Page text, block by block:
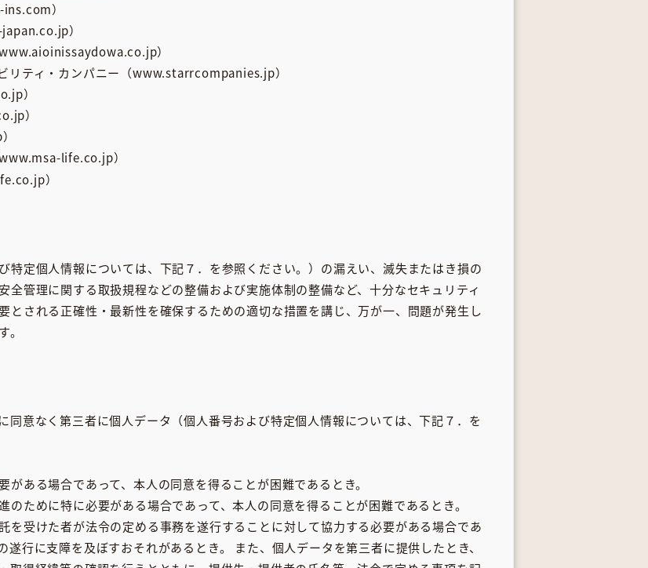
）
）
）
リティ・カンパニー（www.starrcompanies.jp）
）
）
life.co.jp）
）
特定個人情報については、下記７．を参照ください。）の漏えい、滅失またはき損の
全管理に関する取扱規程などの整備および実施体制の整備など、十分なセキュリティ
とされる正確性・最新性を確保するための適切な措置を講じ、万が一、問題が発生し
同意なく第三者に個人データ（個人番号および特定個人情報については、下記７．を
ある場合であって、本人の同意を得ることが困難であるとき。
ために特に必要がある場合であって、本人の同意を得ることが困難であるとき。
受けた者が法令の定める事務を遂行することに対して協力する必要がある場合であ
行に支障を及ぼすおそれがあるとき。 また、個人データを第三者に提供したとき、